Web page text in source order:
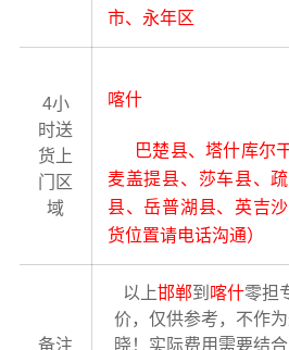
市、永年区
4小
时送
货上
门区
域
喀什
巴楚县、塔什库尔干
麦盖提县、莎车县、
县、岳普湖县、英吉
货位置请电话沟通）
备注
以上邯郸到 喀什零担
价，仅供参考，不作
晓！实际费用需要结